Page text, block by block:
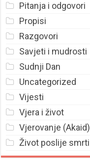
Pitanja i odgovori
Propisi
Razgovori
Savjeti i mudrosti
Sudnji Dan
Uncategorized
Vijesti
Vjera i život
Vjerovanje (Akaid)
Život poslije smrti